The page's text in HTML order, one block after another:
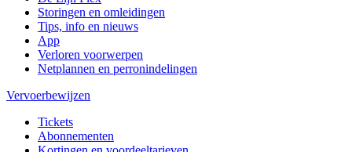
Storingen en omleidingen
Tips, info en nieuws
App
Verloren voorwerpen
Netplannen en perronindelingen
Vervoerbewijzen
Tickets
Abonnementen